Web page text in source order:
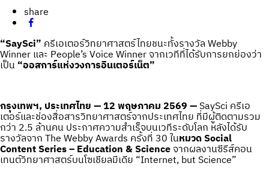
share
“SaySci” ครีเอเตอร์วิทยาศาสตร์ไทยชนะทั้งรางวัล Webby
Winner และ People’s Voice Winner จากเวทีที่ได้รับการยกย่องว่า
เป็น“ออสการ์แห่งวงการอินเตอร์เน็ต”
กรุงเทพฯ, ประเทศไทย — 12 พฤษภาคม 2569 —SaySci ครีเอ
เตอร์และช่องสื่อสารวิทยาศาสตร์จากประเทศไทย ที่มีผู้ติดตามรวม
กว่า 2.5 ล้านคน ประกาศความสำเร็จบนเวทีระดับโลก หลังได้รับ
รางวัลจาก The Webby Awards ครั้งที่ 30 ในหมวด Social
Content Series – Education & Scienceจากผลงานซีรีส์คอน
เทนต์วิทยาศาสตร์บนโซเชียลมีเดีย “Internet, but Science”